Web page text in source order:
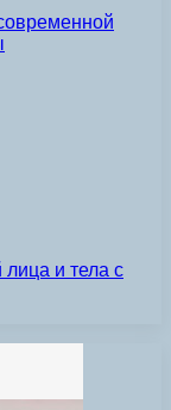
и тела с